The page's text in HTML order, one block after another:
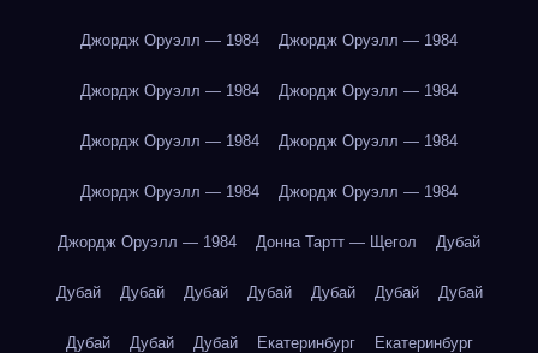
Джордж Оруэлл — 1984 Джордж Оруэлл — 1984
Джордж Оруэлл — 1984 Джордж Оруэлл — 1984
Джордж Оруэлл — 1984 Джордж Оруэлл — 1984
Джордж Оруэлл — 1984 Джордж Оруэлл — 1984
Джордж Оруэлл — 1984 Донна Тартт — Щегол Дубай
Дубай Дубай Дубай Дубай Дубай Дубай Дубай
Дубай Дубай Дубай Екатеринбург Екатеринбург